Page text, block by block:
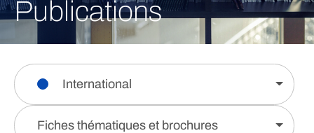
Publications
International
Fiches thématiques et brochures